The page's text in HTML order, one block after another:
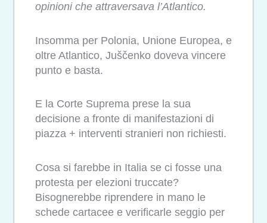
opinioni che attraversava l’Atlantico.
Insomma per Polonia, Unione Europea, e
oltre Atlantico, Juščenko doveva vincere
punto e basta.
E la Corte Suprema prese la sua
decisione a fronte di manifestazioni di
piazza + interventi stranieri non richiesti.
Cosa si farebbe in Italia se ci fosse una
protesta per elezioni truccate?
Bisognerebbe riprendere in mano le
schede cartacee e verificarle seggio per